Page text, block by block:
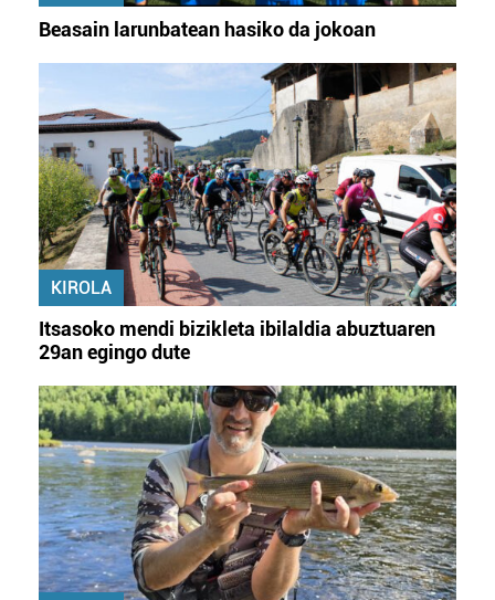
Beasain larunbatean hasiko da jokoan
KIROLA
Itsasoko mendi bizikleta ibilaldia abuztuaren
29an egingo dute